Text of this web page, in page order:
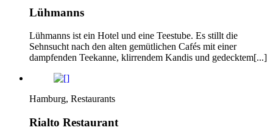
Lühmanns
Lühmanns ist ein Hotel und eine Teestube. Es stillt die
Sehnsucht nach den alten gemütlichen Cafés mit einer
dampfenden Teekanne, klirrendem Kandis und gedecktem[...]
Hamburg, Restaurants
Rialto Restaurant